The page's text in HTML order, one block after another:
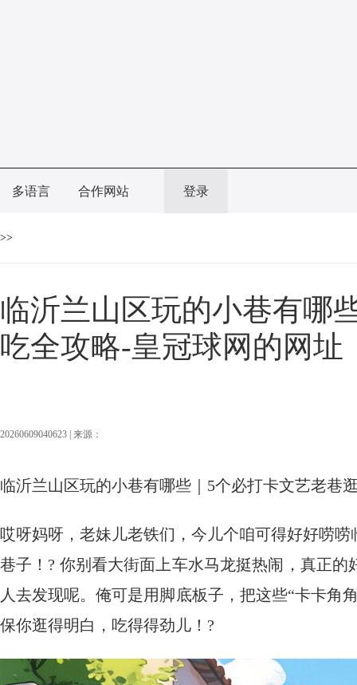
多语言 合作网站 登录
>>
临沂兰山区玩的小巷有哪
吃全攻略-皇冠球网的网址
20260609040623 | 来源：
临沂兰山区玩的小巷有哪些｜5个必打卡文艺老巷
哎呀妈呀，老妹儿老铁们，今儿个咱可得好好唠
巷子！? 你别看大街面上车水马龙挺热闹，真正
人去发现呢。俺可是用脚底板子，把这些“卡卡角
保你逛得明白，吃得得劲儿！?